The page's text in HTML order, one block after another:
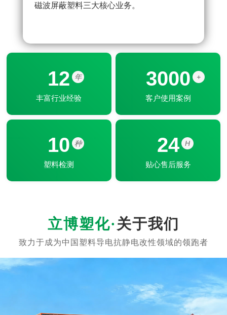
磁波屏蔽塑料三大核心业务。
12 年
丰富行业经验
3000 +
客户使用案例
10 种
塑料检测
24 H
贴心售后服务
关于我们